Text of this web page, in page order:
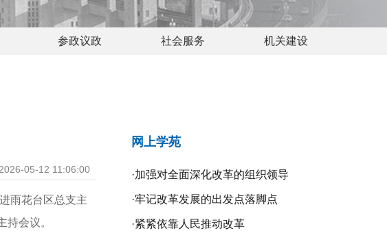
参政议政 社会服务 机关建设
2026-05-12 11:06:00
雨花台区总支主
会议。
网上学苑
·加强对全面深化改革的组织领导
·牢记改革发展的出发点落脚点
·紧紧依靠人民推动改革